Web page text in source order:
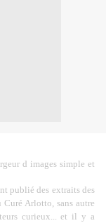
publié des extraits des
Curé Arlotto, sans autre
curieux... et il y a